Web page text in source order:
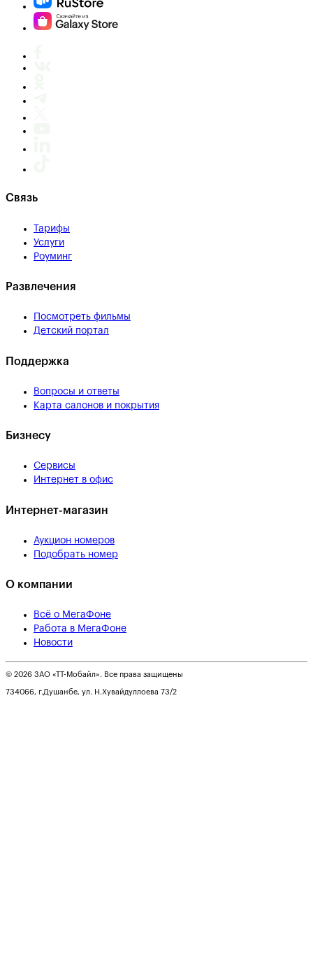
Связь
Тарифы
Услуги
Роуминг
Развлечения
Посмотреть фильмы
Детский портал
Поддержка
Вопросы и ответы
Карта салонов и покрытия
Бизнесу
Сервисы
Интернет в офис
Интернет-магазин
Аукцион номеров
Подобрать номер
О компании
Всё о МегаФоне
Работа в МегаФоне
Новости
© 2026 ЗАО «ТТ-Мобайл». Все права защищены
734066, г.Душанбе, ул. Н.Хувайдуллоева 73/2